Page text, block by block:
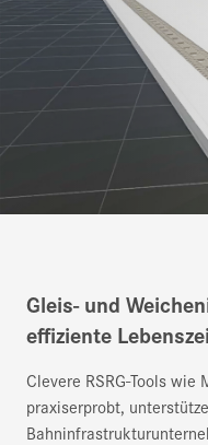
Gleis- und
effiziente
Clevere RSRG-Tools
praxiserprobt,